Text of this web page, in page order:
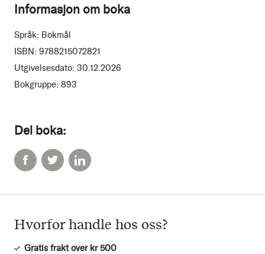
Del boka:
Informasjon om boka
Språk: Bokmål
ISBN: 9788215072821
Utgivelsesdato: 30.12.2026
Bokgruppe: 893
Hvorfor handle hos oss?
Gratis frakt over kr 500